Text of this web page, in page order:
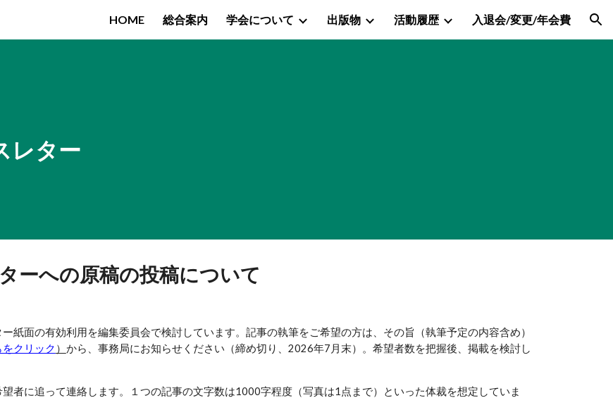
Skip to navigation
HOME 総合案内 学会について 出版物 活動履歴 入退会/変更/年会費
レター
ーへの原稿の投稿について
面の有効利用を編集委員会で検討しています。記事の執筆をご希望の方は、その旨（執筆予定の内容含め）
をクリック ） から、事務局にお知らせください（締め切り、2026年7月末）。希望者数を把握後、掲載を検討し
者に追って連絡します。１つの記事の文字数は1000字程度（写真は1点まで）といった体裁を想定していま